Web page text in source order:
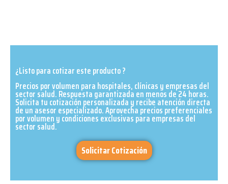
¿Listo para cotizar este producto ?
Precios por volumen para hospitales, clínicas y empresas del
sector salud. Respuesta garantizada en menos de 24 horas.
Solicita tu cotización personalizada y recibe atención directa
de un asesor especializado. Aprovecha precios preferenciales
por volumen y condiciones exclusivas para empresas del
sector salud.​
Solicitar Cotización